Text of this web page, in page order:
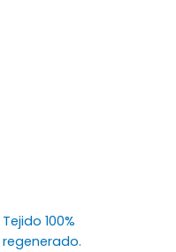
Tejido 100%
regenerado.